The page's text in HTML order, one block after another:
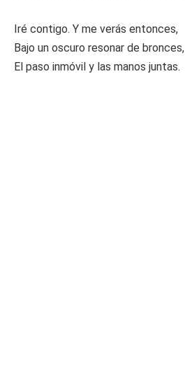
Iré contigo. Y me verás entonces,
Bajo un oscuro resonar de bronces,
El paso inmóvil y las manos juntas.